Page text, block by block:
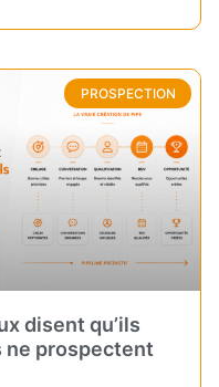
PROSPECTION
disent qu’ils
ne prospectent